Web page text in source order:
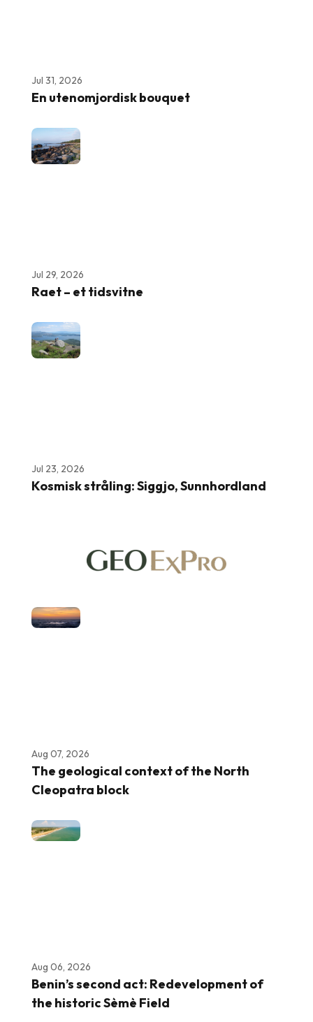
Jul 31, 2026
En utenomjordisk bouquet
Jul 29, 2026
Raet – et tidsvitne
Jul 23, 2026
Kosmisk stråling: Siggjo, Sunnhordland
Aug 07, 2026
The geological context of the North
Cleopatra block
Aug 06, 2026
Benin’s second act: Redevelopment of
the historic Sèmè Field